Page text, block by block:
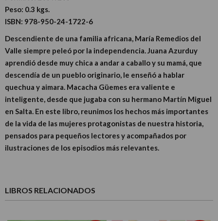
Peso: 0.3 kgs.
ISBN: 978-950-24-1722-6
Descendiente de una familia africana, María Remedios del
Valle siempre peleó por la independencia. Juana Azurduy
aprendió desde muy chica a andar a caballo y su mamá, que
descendía de un pueblo originario, le enseñó a hablar
quechua y aimara. Macacha Güemes era valiente e
inteligente, desde que jugaba con su hermano Martín Miguel
en Salta. En este libro, reunimos los hechos más importantes
de la vida de las mujeres protagonistas de nuestra historia,
pensados para pequeños lectores y acompañados por
ilustraciones de los episodios más relevantes.
LIBROS RELACIONADOS